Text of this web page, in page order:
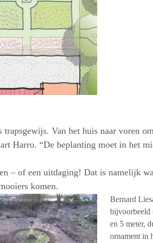
trapsgewijs. Van het huis naar voren
Harro. “De beplanting moet in het
– of een uitdaging! Dat is namelijk
komen.
Bernard
bijvoorbeeld
en 5 meter,
ornament in